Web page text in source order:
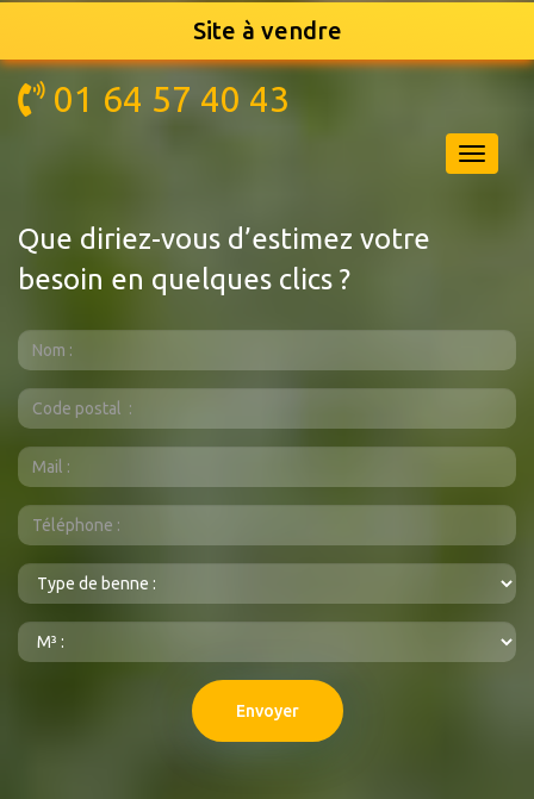
GRBENNES
01 64 57 40 43
Site à vendre
Que diriez-vous d’estimez votre
besoin en quelques clics ?
Envoyer